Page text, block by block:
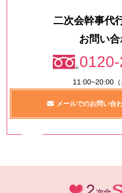
二次会幹事代
お問い
11:00~20:00（
メールでのお問い合